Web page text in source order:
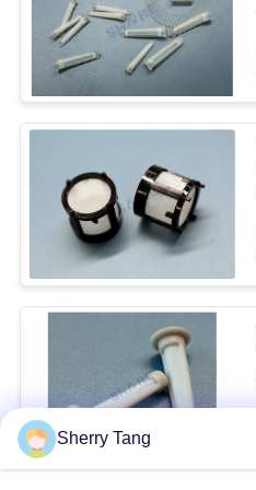
উদ্ধৃতি
অনুরোধ
সাইট
PRIVACY
POLICY
Sherry Tang